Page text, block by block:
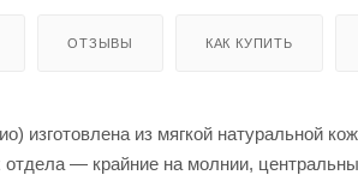
ОТЗЫВЫ КАК КУПИТЬ
изготовлена из мягкой натуральной
— крайние на молнии,